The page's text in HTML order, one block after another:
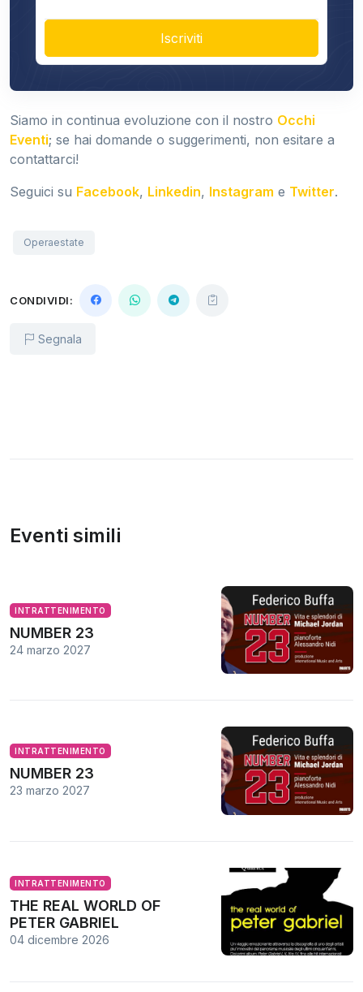
Iscriviti
Siamo in continua evoluzione con il nostro Occhi
Eventi; se hai domande o suggerimenti, non esitare a
contattarci!
Seguici su Facebook, Linkedin, Instagram e Twitter.
Operaestate
CONDIVIDI:
Segnala
Eventi simili
INTRATTENIMENTO
NUMBER 23
24 marzo 2027
INTRATTENIMENTO
NUMBER 23
23 marzo 2027
INTRATTENIMENTO
THE REAL WORLD OF
PETER GABRIEL
04 dicembre 2026